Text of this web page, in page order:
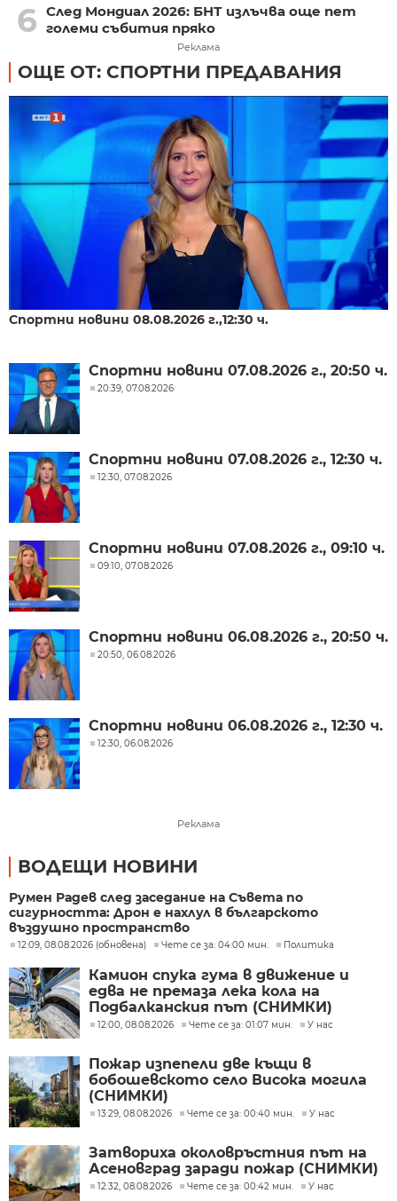
6 След Мондиал 2026: БНТ излъчва още пет
големи събития пряко
Реклама
ОЩЕ ОТ: СПОРТНИ ПРЕДАВАНИЯ
Спортни новини 08.08.2026 г.,12:30 ч.
Спортни новини 07.08.2026 г., 20:50 ч.
20:39, 07.08.2026
Спортни новини 07.08.2026 г., 12:30 ч.
12:30, 07.08.2026
Спортни новини 07.08.2026 г., 09:10 ч.
09:10, 07.08.2026
Спортни новини 06.08.2026 г., 20:50 ч.
20:50, 06.08.2026
Спортни новини 06.08.2026 г., 12:30 ч.
12:30, 06.08.2026
Реклама
ВОДЕЩИ НОВИНИ
Румен Радев след заседание на Съвета по
сигурността: Дрон е нахлул в българското
въздушно пространство
12:09, 08.08.2026 (обновена) Чете се за: 04:00 мин. Политика
Камион спука гума в движение и
едва не премаза лека кола на
Подбалканския път (СНИМКИ)
12:00, 08.08.2026 Чете се за: 01:07 мин. У нас
Пожар изпепели две къщи в
бобошевското село Висока могила
(СНИМКИ)
13:29, 08.08.2026 Чете се за: 00:40 мин. У нас
Затвориха околовръстния път на
Асеновград заради пожар (СНИМКИ)
12:32, 08.08.2026 Чете се за: 00:42 мин. У нас